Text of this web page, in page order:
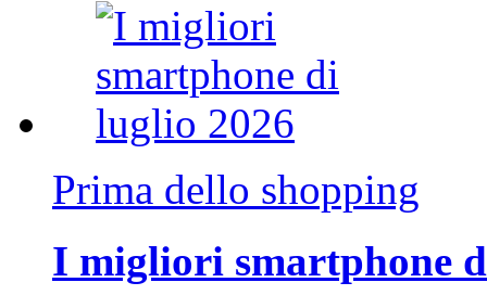
Prima dello shopping
I migliori smartphone